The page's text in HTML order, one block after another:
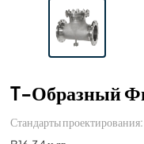
T-Образный
Стандарты проектирования: